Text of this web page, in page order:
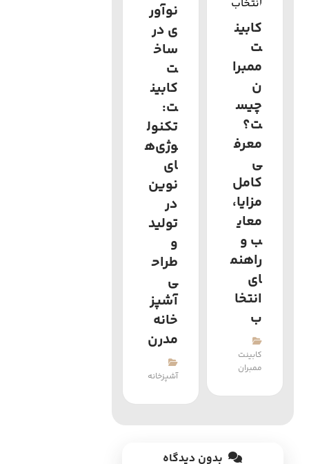
کابین
ت
ممبرا
ن
چیس
ت؟
معرف
ی
کامل
مزایا،
معای
ب و
راهنم
ای
انتخا
ب
کابینت
ممبران
نوآور
ی در
ساخ
ت
کابین
ت:
تکنول
وژی‌ه
ای
نوین
در
تولید
و
طراح
ی
آشپز
خانه
مدرن
آشپزخانه
بدون دیدگاه